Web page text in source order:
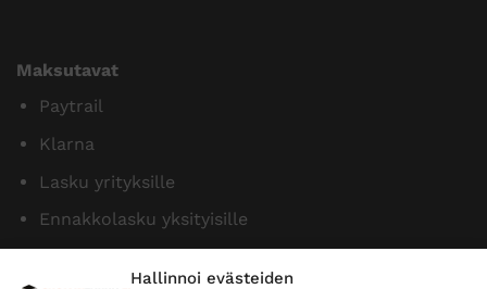
Hallinnoi evästeiden
Maksutavat
Paytrail
Klarna
Lasku yrityksille
Ennakkolasku yksityisille